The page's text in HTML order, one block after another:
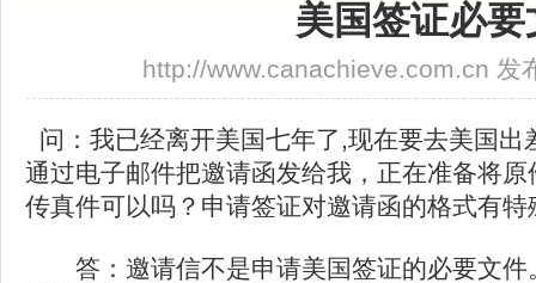
美国签证必要
http://www.canachieve.com.cn 发
问：我已经离开美国七年了,现在要去美国
通过电子邮件把邀请函发给我，正在准备将
传真件可以吗？申请签证对邀请函的格式有特
答：邀请信不是申请美国签证的必要文件